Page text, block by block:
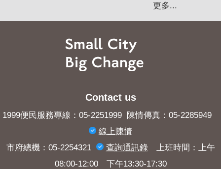
更多...
Contact us
1999便民服務專線：05-2251999 陳情傳真：05-2285949
線上陳情
市府總機：05-2254321
查詢​通訊錄上班時間：上午
08:00-12:00 下午13:30-17:30